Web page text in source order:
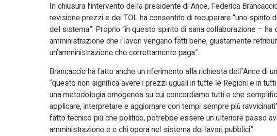
In chiusura l’intervento della presidente di Ance, Federica
revisione prezzi e dei TOL ha consentito di recuperare “uno
del sistema”. Proprio “in questo spirito di sana collaborazione –
amministrazione che i lavori vengano fatti bene, giustamente
un’amministrazione che correttamente paga”.
Brancaccio ha fatto anche un riferimento alla richiesta dell’Ance di
“questo non significa avere i prezzi uguali in tutte le Regioni e in
una metodologia omogenea su cui concordiamo tutti e che
applicare, interpretare e aggiornare con tempi sempre più
fatto tecnico più che politico, potrebbe essere un ulteriore passo
amministrazione e e chi opera nel sistema dei lavori pubblici”.